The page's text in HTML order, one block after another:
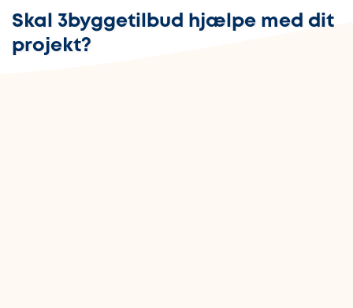
Skal 3byggetilbud hjælpe med dit
projekt?